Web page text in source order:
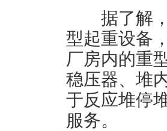
据了解，
型起重设备
厂房内的重
稳压器、堆
于反应堆停
服务。